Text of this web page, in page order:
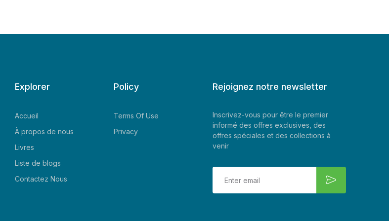
Explorer
Accueil
À propos de nous
Livres
Liste de blogs
Contactez Nous
Policy
Terms Of Use
Privacy
Rejoignez notre newsletter
Inscrivez-vous pour être le premier
informé des offres exclusives, des
offres spéciales et des collections à
venir